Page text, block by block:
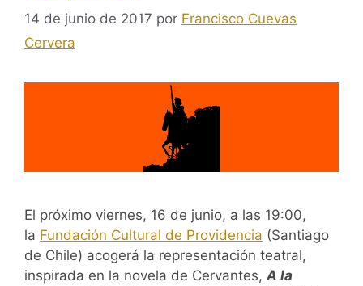
14 de junio de 2017 por Francisco Cuevas
Cervera
El próximo viernes, 16 de junio, a las 19:00,
la Fundación Cultural de Providencia (Santiago
de Chile) acogerá la representación teatral,
inspirada en la novela de Cervantes, A la